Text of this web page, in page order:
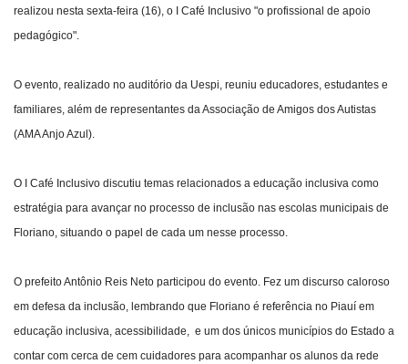
realizou nesta sexta-feira (16), o I Café Inclusivo "o profissional de apoio
pedagógico".
O evento, realizado no auditório da Uespi, reuniu educadores, estudantes e
familiares, além de representantes da Associação de Amigos dos Autistas
(AMA Anjo Azul).
O I Café Inclusivo discutiu temas relacionados a educação inclusiva como
estratégia para avançar no processo de inclusão nas escolas municipais de
Floriano, situando o papel de cada um nesse processo.
O prefeito Antônio Reis Neto participou do evento. Fez um discurso caloroso
em defesa da inclusão, lembrando que Floriano é referência no Piauí em
educação inclusiva, acessibilidade, e um dos únicos municípios do Estado a
contar com cerca de cem cuidadores para acompanhar os alunos da rede